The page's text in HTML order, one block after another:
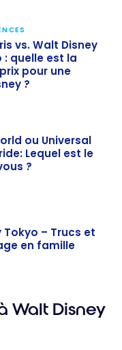
vs. Walt Disney
: quelle est la
pour une
?
ou Universal
Lequel est le
?
Tokyo – Trucs et
en famille
Walt Disney